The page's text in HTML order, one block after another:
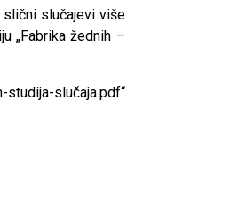
slučajevi više
„Fabrika žednih –
slučaja.pdf“